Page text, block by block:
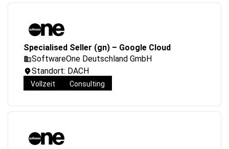
Specialised Seller (gn) – Google Cloud
SoftwareOne Deutschland GmbH
Standort: DACH
Vollzeit Consulting